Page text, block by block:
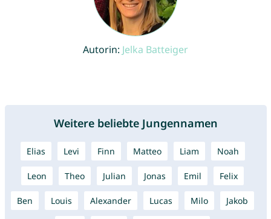
Autorin: Jelka Batteiger
Weitere beliebte Jungennamen
Elias Levi Finn Matteo Liam Noah
Leon Theo Julian Jonas Emil Felix
Ben Louis Alexander Lucas Milo Jakob